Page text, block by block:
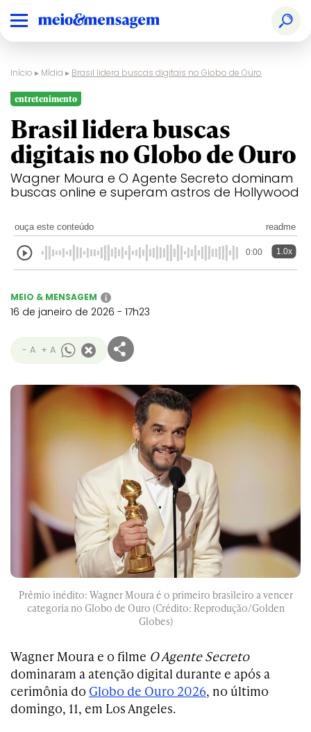
Início ▸ Mídia ▸ Brasil lidera buscas digitais no Globo de Ouro
entretenimento
Brasil lidera buscas
digitais no Globo de Ouro
Wagner Moura e O Agente Secreto dominam
buscas online e superam astros de Hollywood
ouça este conteúdo readme
0:00 1.0x
MEIO & MENSAGEM i
16 de janeiro de 2026 - 17h23
- A + A
Prêmio inédito: Wagner Moura é o primeiro brasileiro a vencer
categoria no Globo de Ouro (Crédito: Reprodução/Golden
Globes)
Wagner Moura e o filme O Agente Secreto
dominaram a atenção digital durante e após a
cerimônia do Globo de Ouro 2026, no último
domingo, 11, em Los Angeles.